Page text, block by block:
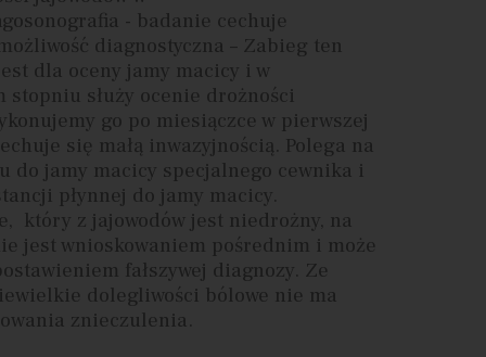
- badanie cechuje
diagnostyczna – Zabieg ten
dla oceny jamy macicy i w
stopniu służy ocenie drożności
go po miesiączce w pierwszej
się małą inwazyjnością. Polega na
do jamy macicy specjalnego cewnika i
płynnej do jamy macicy.
który z jajowodów jest niedrożny, na
jest wnioskowaniem pośrednim i może
fałszywej diagnozy. Ze
dolegliwości bólowe nie ma
znieczulenia.